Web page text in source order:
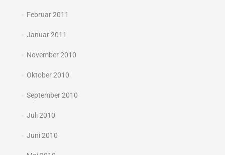
Februar 2011
Januar 2011
November 2010
Oktober 2010
September 2010
Juli 2010
Juni 2010